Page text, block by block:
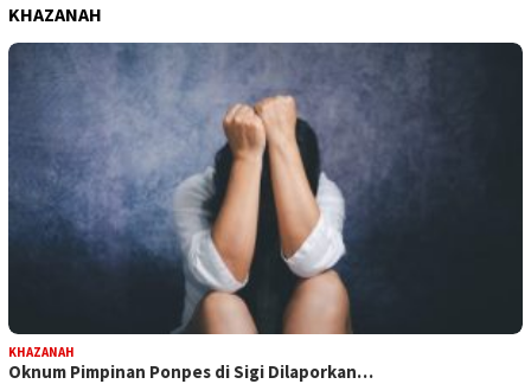
KHAZANAH
KHAZANAH
Oknum Pimpinan Ponpes di Sigi Dilaporkan…